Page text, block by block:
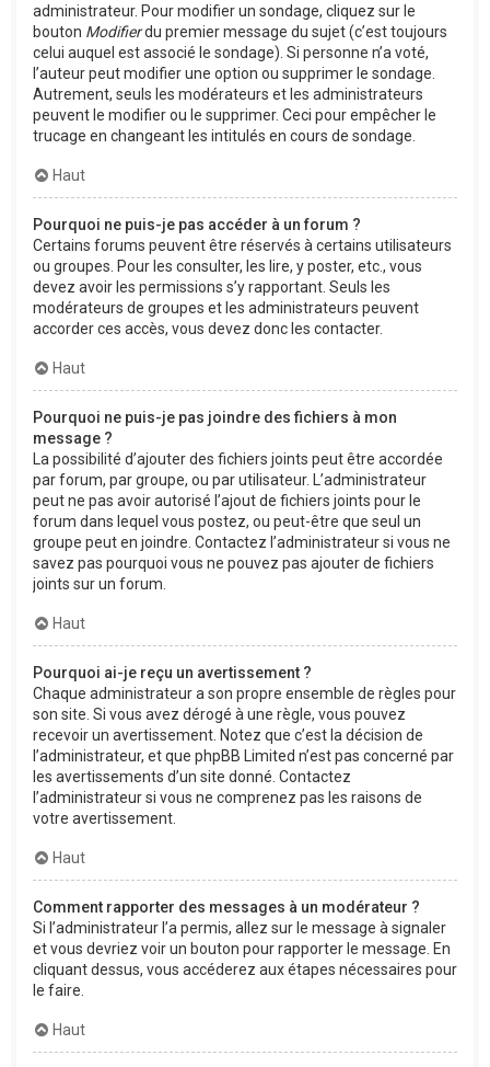
administrateur. Pour modifier un sondage, cliquez sur le
bouton Modifierdu premier message du sujet (c’est toujours
celui auquel est associé le sondage). Si personne n’a voté,
l’auteur peut modifier une option ou supprimer le sondage.
Autrement, seuls les modérateurs et les administrateurs
peuvent le modifier ou le supprimer. Ceci pour empêcher le
trucage en changeant les intitulés en cours de sondage.
Haut
Pourquoi ne puis-je pas accéder à un forum ?
Certains forums peuvent être réservés à certains utilisateurs
ou groupes. Pour les consulter, les lire, y poster, etc., vous
devez avoir les permissions s’y rapportant. Seuls les
modérateurs de groupes et les administrateurs peuvent
accorder ces accès, vous devez donc les contacter.
Haut
Pourquoi ne puis-je pas joindre des fichiers à mon
message ?
La possibilité d’ajouter des fichiers joints peut être accordée
par forum, par groupe, ou par utilisateur. L’administrateur
peut ne pas avoir autorisé l’ajout de fichiers joints pour le
forum dans lequel vous postez, ou peut-être que seul un
groupe peut en joindre. Contactez l’administrateur si vous ne
savez pas pourquoi vous ne pouvez pas ajouter de fichiers
joints sur un forum.
Haut
Pourquoi ai-je reçu un avertissement ?
Chaque administrateur a son propre ensemble de règles pour
son site. Si vous avez dérogé à une règle, vous pouvez
recevoir un avertissement. Notez que c’est la décision de
l’administrateur, et que phpBB Limited n’est pas concerné par
les avertissements d’un site donné. Contactez
l’administrateur si vous ne comprenez pas les raisons de
votre avertissement.
Haut
Comment rapporter des messages à un modérateur ?
Si l’administrateur l’a permis, allez sur le message à signaler
et vous devriez voir un bouton pour rapporter le message. En
cliquant dessus, vous accéderez aux étapes nécessaires pour
le faire.
Haut